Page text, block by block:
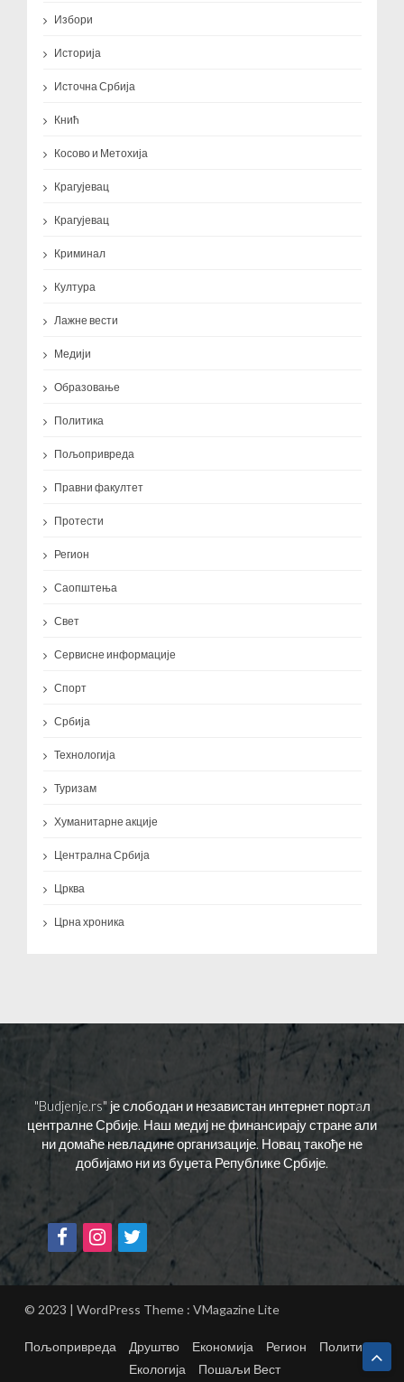
Избори
Историја
Источна Србија
Кнић
Косово и Метохија
Крагујевац
Крагујевац
Криминал
Култура
Лажне вести
Медији
Образовање
Политика
Пољопривреда
Правни факултет
Протести
Регион
Саопштења
Свет
Сервисне информације
Спорт
Србија
Технологија
Туризам
Хуманитарне акције
Централна Србија
Црква
Црна хроника
"Budjenje.rs" је слободан и независтан интернет портaл
централне Србије. Наш медиј не финансирају стране али
ни домаће невладине организације. Новац такође не
добијамо ни из буџета Републике Србије.
© 2023 | WordPress Theme : VMagazine Lite
Пољопривреда Друштво Економија Регион
Политика
Екологија
Пошаљи Вест